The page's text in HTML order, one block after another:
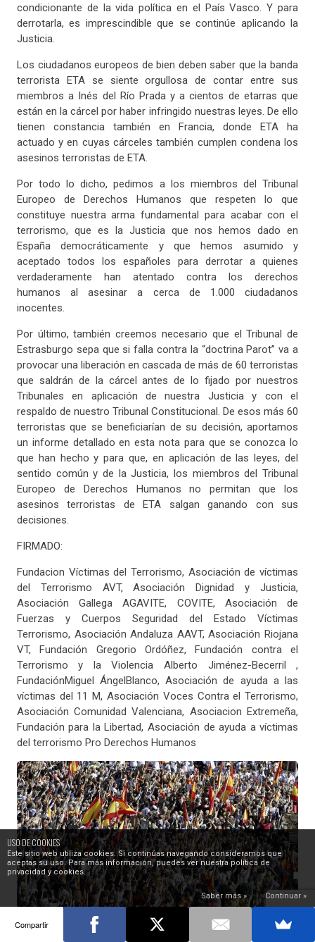
USO DE COOKIES
Este sitio web utiliza cookies. Si continúas navegando consideramos que
aceptas su uso. Para más información, puedes ver nuestra política de
privacidad y cookies.
Saber más » Continuar »
condicionante de la vida política en el País Vasco. Y para
derrotarla, es imprescindible que se continúe aplicando la
Justicia.
Los ciudadanos europeos de bien deben saber que la banda
terrorista ETA se siente orgullosa de contar entre sus
miembros a Inés del Río Prada y a cientos de etarras que
están en la cárcel por haber infringido nuestras leyes. De ello
tienen constancia también en Francia, donde ETA ha
actuado y en cuyas cárceles también cumplen condena los
asesinos terroristas de ETA.
Por todo lo dicho, pedimos a los miembros del Tribunal
Europeo de Derechos Humanos que respeten lo que
constituye nuestra arma fundamental para acabar con el
terrorismo, que es la Justicia que nos hemos dado en
España democráticamente y que hemos asumido y
aceptado todos los españoles para derrotar a quienes
verdaderamente han atentado contra los derechos
humanos al asesinar a cerca de 1.000 ciudadanos
inocentes.
Por último, también creemos necesario que el Tribunal de
Estrasburgo sepa que si falla contra la “doctrina Parot” va a
provocar una liberación en cascada de más de 60 terroristas
que saldrán de la cárcel antes de lo fijado por nuestros
Tribunales en aplicación de nuestra Justicia y con el
respaldo de nuestro Tribunal Constitucional. De esos más 60
terroristas que se beneficiarían de su decisión, aportamos
un informe detallado en esta nota para que se conozca lo
que han hecho y para que, en aplicación de las leyes, del
sentido común y de la Justicia, los miembros del Tribunal
Europeo de Derechos Humanos no permitan que los
asesinos terroristas de ETA salgan ganando con sus
decisiones.
FIRMADO:
Fundacion Víctimas del Terrorismo, Asociación de víctimas
del Terrorismo AVT, Asociación Dignidad y Justicia,
Asociación Gallega AGAVITE, COVITE, Asociación de
Fuerzas y Cuerpos Seguridad del Estado Víctimas
Terrorismo, Asociación Andaluza AAVT, Asociación Riojana
VT, Fundación Gregorio Ordóñez, Fundación contra el
Terrorismo y la Violencia Alberto Jiménez-Becerril ,
FundaciónMiguel ÁngelBlanco, Asociación de ayuda a las
víctimas del 11 M, Asociación Voces Contra el Terrorismo,
Asociación Comunidad Valenciana, Asociacion Extremeña,
Fundación para la Libertad, Asociación de ayuda a víctimas
del terrorismo Pro Derechos Humanos
Manifestación a favor de la doctrina Parot
Compartir